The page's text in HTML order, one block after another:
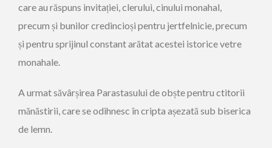
care au răspuns invitației, clerului, cinului monahal,
precum și bunilor credincioși pentru jertfelnicie, precum
și pentru sprijinul constant arătat acestei istorice vetre
monahale.
A urmat săvârșirea Parastasului de obște pentru ctitorii
mănăstirii, care se odihnesc în cripta așezată sub biserica
de lemn.